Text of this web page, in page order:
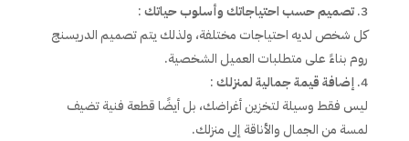
تصميم حسب احتياجاتك وأسلوب حياتك:
كل شخص لديه احتياجات مختلفة، ولذلك يتم تصميم الدريسنج
روم بناءً على متطلبات العميل الشخصية.
إضافة قيمة جمالية لمنزلك:
ليس فقط وسيلة لتخزين أغراضك، بل أيضًا قطعة فنية تضيف
لمسة من الجمال والأناقة إلى منزلك.